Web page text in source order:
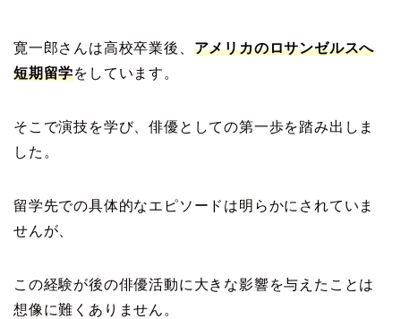
寛一郎さんは高校卒業後、 アメリカのロサンゼルスへ
短期留学をしています。
そこで演技を学び、俳優としての第一歩を踏み出しま
した。
留学先での具体的なエピソードは明らかにされていま
せんが、
この経験が後の俳優活動に大きな影響を与えたことは
想像に難くありません。